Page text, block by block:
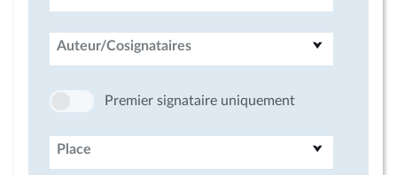
Auteur/Cosignataires
Premier signataire uniquement
Place